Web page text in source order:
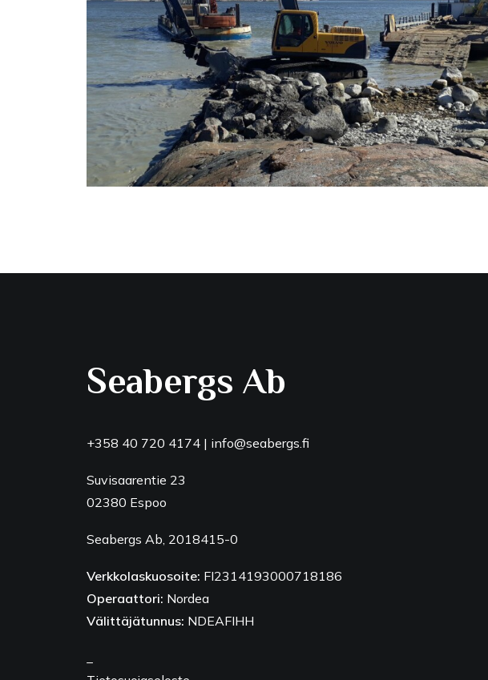
Seabergs Ab
+358 40 720 4174 | info@seabergs.fi
Suvisaarentie 23
02380 Espoo
Seabergs Ab, 2018415-0
Verkkolaskuosoite: FI2314193000718186
Operaattori: Nordea
Välittäjätunnus: NDEAFIHH